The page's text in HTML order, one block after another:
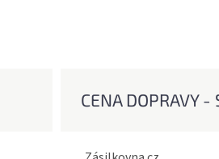
CENA DOPRAVY -